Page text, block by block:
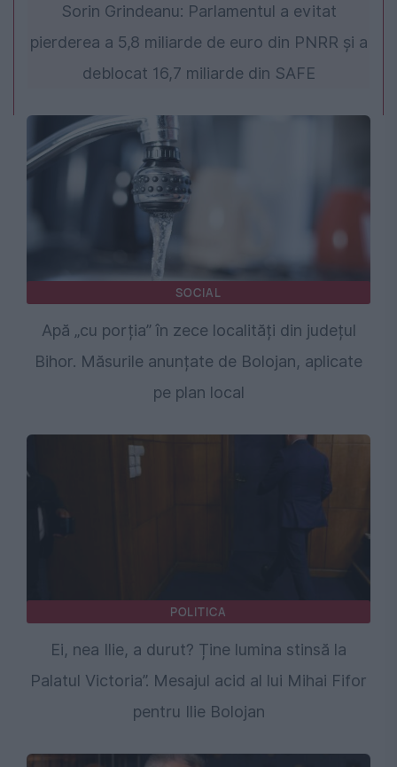
Sorin Grindeanu: Parlamentul a evitat
pierderea a 5,8 miliarde de euro din PNRR și a
deblocat 16,7 miliarde din SAFE
SOCIAL
Apă „cu porția” în zece localități din județul
Bihor. Măsurile anunțate de Bolojan, aplicate
pe plan local
POLITICA
Ei, nea Ilie, a durut? Ține lumina stinsă la
Palatul Victoria”. Mesajul acid al lui Mihai Fifor
pentru Ilie Bolojan